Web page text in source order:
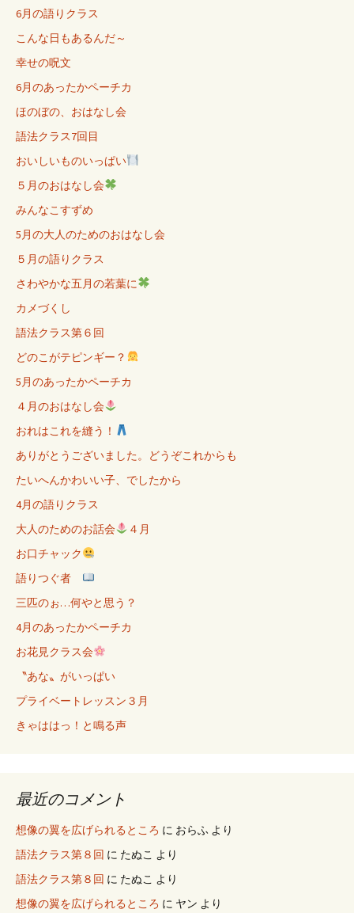
6月の語りクラス
こんな日もあるんだ～
幸せの呪文
6月のあったかペーチカ
ほのぼの、おはなし会
語法クラス7回目
おいしいものいっぱい
５月のおはなし会
みんなこすずめ
5月の大人のためのおはなし会
５月の語りクラス
さわやかな五月の若葉に
カメづくし
語法クラス第６回
どのこがテピンギー？
5月のあったかペーチカ
４月のおはなし会
おれはこれを縫う！
ありがとうございました。どうぞこれからも
たいへんかわいい子、でしたから
4月の語りクラス
大人のためのお話会
４月
お口チャック
語りつぐ者
三匹のぉ…何やと思う？
4月のあったかペーチカ
お花見クラス会
〝あな〟がいっぱい
プライベートレッスン３月
きゃははっ！と鳴る声
最近のコメント
想像の翼を広げられるところ に おらふ より
語法クラス第８回 に たぬこ より
語法クラス第８回 に たぬこ より
想像の翼を広げられるところ に ヤン より